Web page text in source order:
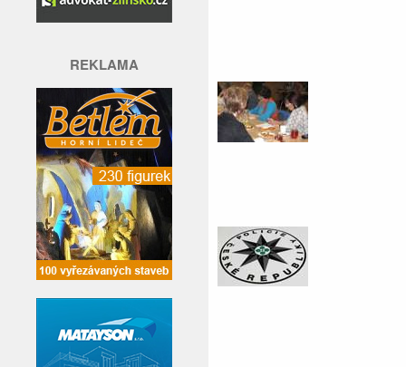
REKLAMA